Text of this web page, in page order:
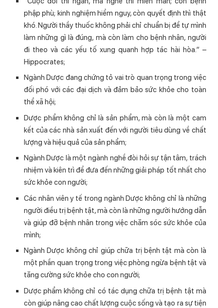
phập phù; kinh nghiệm hiểm nguy, còn quyết định thì thật
khó. Người thầy thuốc không phải chỉ chuẩn bị để tự mình
làm những gì là đúng, mà còn làm cho bệnh nhân, người
đi theo và các yếu tố xung quanh hợp tác hài hòa.” –
Hippocrates;
Ngành Dược đang chứng tỏ vai trò quan trọng trong việc
đối phó với các đại dịch và đảm bảo sức khỏe cho toàn
thể xã hội;
Dược phẩm không chỉ là sản phẩm, mà còn là một cam
kết của các nhà sản xuất đến với người tiêu dùng về chất
lượng và hiệu quả của sản phẩm;
Ngành Dược là một ngành nghề đòi hỏi sự tận tâm, trách
nhiệm và kiên trì để đưa đến những giải pháp tốt nhất cho
sức khỏe con người;
Các nhân viên y tế trong ngành Dược không chỉ là những
người điều trị bệnh tật, mà còn là những người hướng dẫn
và giúp đỡ bệnh nhân trong việc chăm sóc sức khỏe của
mình;
Ngành Dược không chỉ giúp chữa trị bệnh tật mà còn là
một phần quan trọng trong việc phòng ngừa bệnh tật và
tăng cường sức khỏe cho con người;
Dược phẩm không chỉ có tác dụng chữa trị bệnh tật mà
còn giúp nâng cao chất lượng cuộc sống và tạo ra sự tiện